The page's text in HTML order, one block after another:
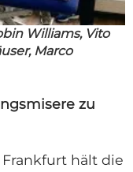
Williams, Vito
Marco
zu
hält die